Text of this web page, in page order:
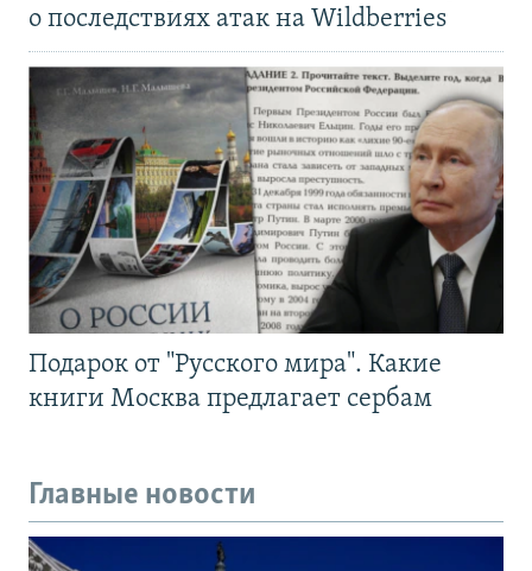
о последствиях атак на Wildberries
Подарок от "Русского мира". Какие
книги Москва предлагает сербам
Главные новости